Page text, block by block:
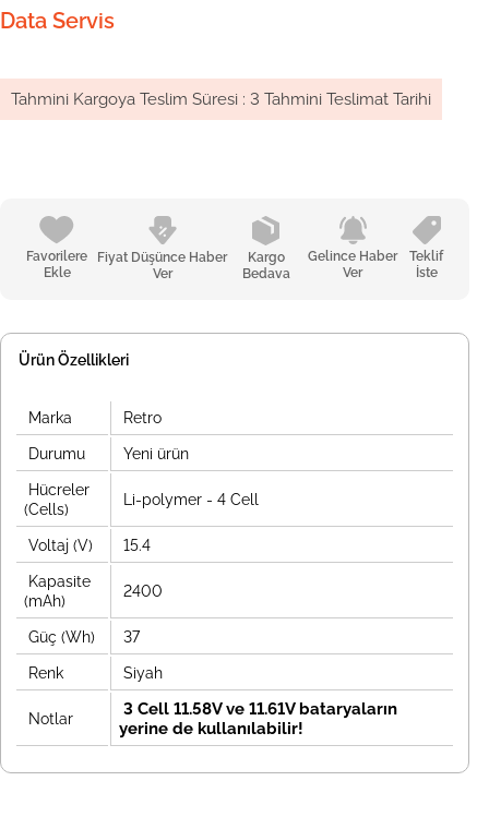
Data Servis
Tahmini Kargoya Teslim Süresi : 3 Tahmini Teslimat Tarihi
Favorilere
Ekle
Fiyat Düşünce Haber
Ver
Kargo
Bedava
Gelince Haber
Ver
Teklif
İste
Ürün Özellikleri
Marka Retro
Durumu Yeni ürün
Hücreler
(Cells)
Li-polymer - 4 Cell
Voltaj (V) 15.4
Kapasite
(mAh)
2400
Güç (Wh) 37
Renk Siyah
Notlar
3 Cell 11.58V ve 11.61V bataryaların
yerine de kullanılabilir!